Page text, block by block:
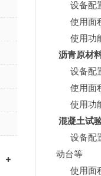
设备配置
使用面
使用功能
沥青原材
设备配置
使用面
使用功能
混凝土试
设备配置
动台等
使用面